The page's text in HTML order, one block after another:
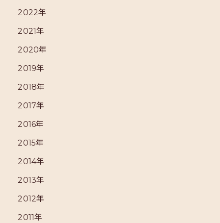
2022年
2021年
2020年
2019年
2018年
2017年
2016年
2015年
2014年
2013年
2012年
2011年